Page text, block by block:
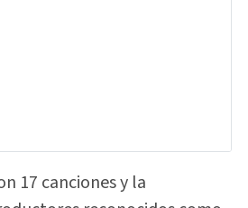
17 canciones y la